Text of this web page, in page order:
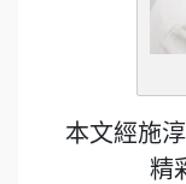
本文經施
精